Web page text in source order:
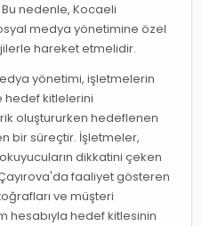
nedenle, Kocaeli
medya yönetimine özel
hareket etmelidir.
yönetimi, işletmelerin
hedef kitlelerini
oluştururken hedeflenen
bir süreçtir. İşletmeler,
dikkatini çeken
faaliyet gösteren
ve müşteri
hesabıyla hedef kitlesinin